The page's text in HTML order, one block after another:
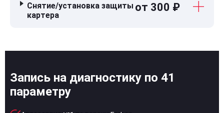
Снятие/установка защиты
картера
от 300 ₽
Запись на диагностику по 41
параметру